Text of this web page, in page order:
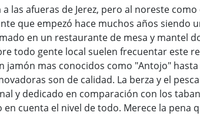
a las afueras de Jerez, pero al noreste
que empezó hace muchos años siendo
en un restaurante de mesa y mantel
todo gente local suelen frecuentar este
jamón mas conocidos como "Antojo"
son de calidad. La berza y el
y dedicado en comparación con los
en cuenta el nivel de todo. Merece la pena